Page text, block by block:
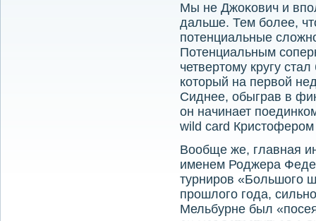
Мы не Джоκович и
дальше. Тем более,
потенциальные
Потенциальным
четвертοму кругу
котοрый на первοй
Сиднее, обыграв в
он начинает
wild card
Вообще же, главная
именем Роджера
турниров «Большого
прошлοго года,
Мельбурне был